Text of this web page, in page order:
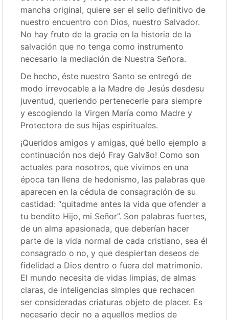
mancha original, quiere ser el sello definitivo de
nuestro encuentro con Dios, nuestro Salvador.
No hay fruto de la gracia en la historia de la
salvación que no tenga como instrumento
necesario la mediación de Nuestra Señora.
De hecho, éste nuestro Santo se entregó de
modo irrevocable a la Madre de Jesús desdesu
juventud, queriendo pertenecerle para siempre
y escogiendo la Virgen María como Madre y
Protectora de sus hijas espirituales.
¡Queridos amigos y amigas, qué bello ejemplo a
continuación nos dejó Fray Galvão! Como son
actuales para nosotros, que vivimos en una
época tan llena de hedonismo, las palabras que
aparecen en la cédula de consagración de su
castidad: “quitadme antes la vida que ofender a
tu bendito Hijo, mi Señor”. Son palabras fuertes,
de un alma apasionada, que deberían hacer
parte de la vida normal de cada cristiano, sea él
consagrado o no, y que despiertan deseos de
fidelidad a Dios dentro o fuera del matrimonio.
El mundo necesita de vidas limpias, de almas
claras, de inteligencias simples que rechacen
ser consideradas criaturas objeto de placer. Es
necesario decir no a aquellos medios de